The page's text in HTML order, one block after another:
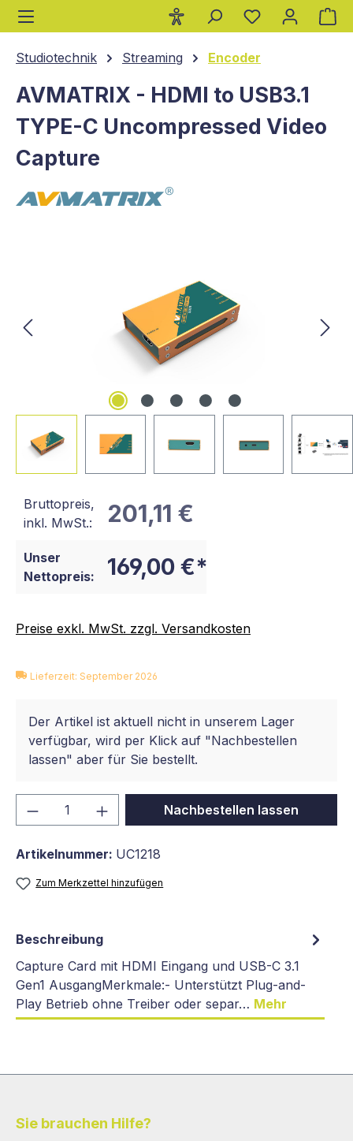
springen
Studiotechnik Streaming Encoder
AVMATRIX - HDMI to USB3.1
TYPE-C Uncompressed Video
Capture
Bruttopreis,
inkl. MwSt.:
201,11 €
Unser
Nettopreis:
169,00 €*
Preise exkl. MwSt. zzgl. Versandkosten
Lieferzeit: September 2026
Der Artikel ist aktuell nicht in unserem Lager
verfügbar, wird per Klick auf "Nachbestellen
lassen" aber für Sie bestellt.
Produkt Anzahl: Gib denNachbestellen lassen
Artikelnummer: UC1218
Zum Merkzettel hinzufügen
Beschreibung
Capture Card mit HDMI Eingang und USB-C 3.1
Gen1 AusgangMerkmale:- Unterstützt Plug-and-
Play Betrieb ohne Treiber oder separ… Mehr
Sie brauchen Hilfe?